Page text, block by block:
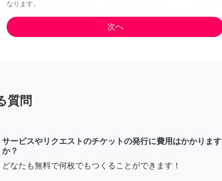
なります。
質問
サービスやリクエストのチケットの発行に費用はかかります
か？
どなたも無料で何枚でもつくることができます！